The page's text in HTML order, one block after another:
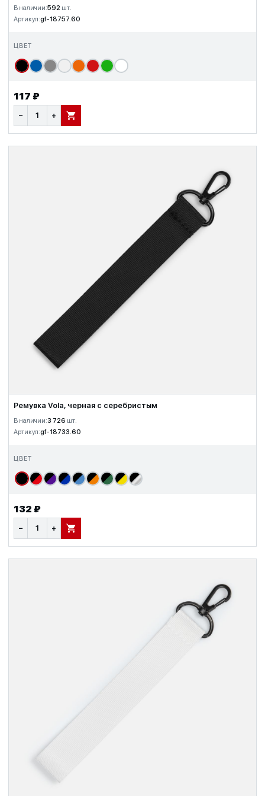
В наличии:592 шт.
Артикул:gf-18757.60
ЦВЕТ
117 ₽
− + В КОРЗИНУ
Ремувка Vola, черная с серебристым
В наличии:3 726 шт.
Артикул:gf-18733.60
ЦВЕТ
132 ₽
− + В КОРЗИНУ